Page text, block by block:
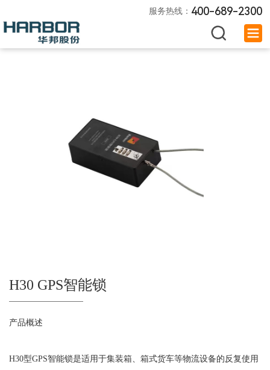
服务热线： 400-689-2300
H30 GPS智能锁
产品概述
H30型GPS智能锁是适用于集装箱、箱式货车等物流设备的反复使用